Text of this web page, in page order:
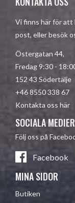
Vi finns här för att
post, eller besök
Östergatan
Fredag 9:30 -
152 43
+46 8550
Kontakta oss här
SOCIALA MEDIER
Följ oss på
Facebook
MINA SIDOR
Butiken